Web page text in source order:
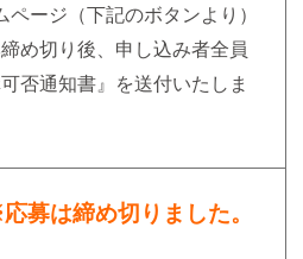
ページ（下記のボタンより）
め切り後、申し込み者全員
否通知書』を送付いたしま
募は締め切りました。